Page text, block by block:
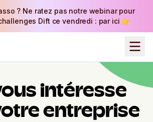
? Ne ratez pas notre webinar pour
Dift ce vendredi : par ici 👉
intéresse
entreprise